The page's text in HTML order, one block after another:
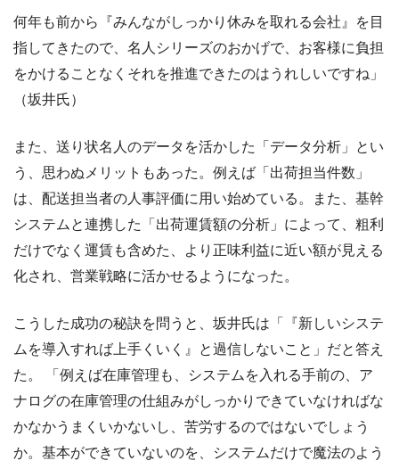
何年も前から『みんながしっかり休みを取れる会社』を目
指してきたので、名人シリーズのおかげで、お客様に負担
をかけることなくそれを推進できたのはうれしいですね」
（坂井氏）
また、送り状名人のデータを活かした「データ分析」とい
う、思わぬメリットもあった。例えば「出荷担当件数」
は、配送担当者の人事評価に用い始めている。また、基幹
システムと連携した「出荷運賃額の分析」によって、粗利
だけでなく運賃も含めた、より正味利益に近い額が見える
化され、営業戦略に活かせるようになった。
こうした成功の秘訣を問うと、坂井氏は「『新しいシステ
ムを導入すれば上手くいく』と過信しないこと」だと答え
た。 「例えば在庫管理も、システムを入れる手前の、ア
ナログの在庫管理の仕組みがしっかりできていなければな
かなかうまくいかないし、苦労するのではないでしょう
か。基本ができていないのを、システムだけで魔法のよう